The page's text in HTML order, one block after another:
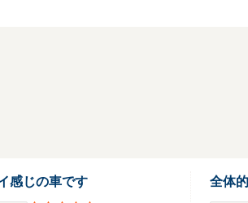
感じの車です 全体